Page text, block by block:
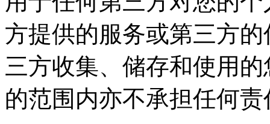
方提供的服务或第三方
三方收集、储存和使用
的范围内亦不承担任何责